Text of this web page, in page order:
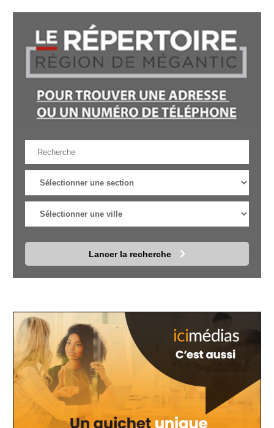
Lancer la recherche